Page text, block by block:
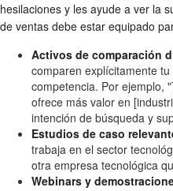
hesilaciones y les ayude a ver la
de ventas debe estar equipado
Activos de comparación
comparen explícitamente
competencia. Por ejemplo,
ofrece más valor en
intención de búsqueda y
Estudios de caso
trabaja en el sector
otra empresa tecnológica
Webinars y